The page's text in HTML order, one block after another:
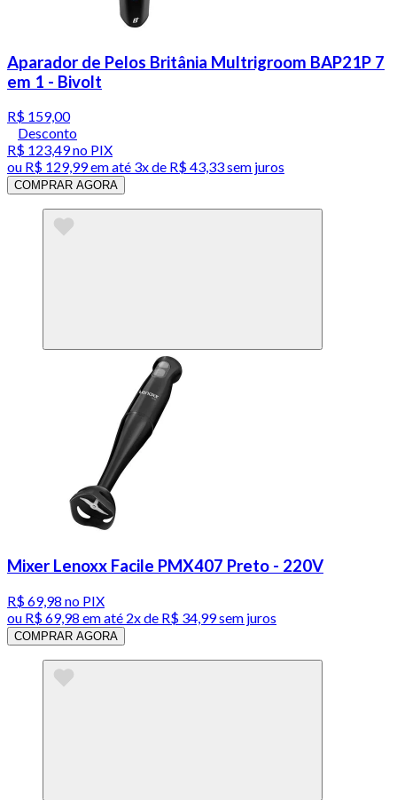
Aparador de Pelos Britânia Multrigroom BAP21P 7
em 1 - Bivolt
R$ 159,00
Desconto
R$ 123,49no PIX
ou R$ 129,99em até 3x de R$ 43,33 sem juros
COMPRAR AGORA
Mixer Lenoxx Facile PMX407 Preto - 220V
R$ 69,98 no PIX
ou R$ 69,98 em até 2x de R$ 34,99 sem juros
COMPRAR AGORA